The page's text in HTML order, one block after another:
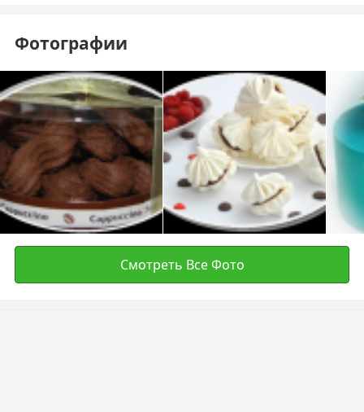
Фотографии
Смотреть Все Фото